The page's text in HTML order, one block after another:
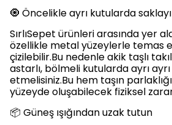
🧿 Öncelikle ayrı kutularda
SırlıSepet ürünleri arasında yer
özellikle metal yüzeylerle temas
çizilebilir.Bu nedenle akik taşlı
astarlı, bölmeli kutularda ayrı
etmelisiniz.Bu hem taşın
yüzeyde oluşabilecek fiziksel
📦 Güneş ışığından uzak tutun